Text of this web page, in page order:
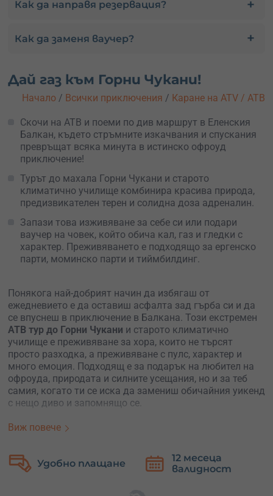
Как да направя резервация?
Как да заменя ваучер?
Дай газ към Горни Чукани!
Начало / Всички приключения / Каране на ATV / АТВ
Скочи на АТВ и поеми по див маршрут в Еленския
Балкан, където стръмните изкачвания и спускания
превръщат всяка минута в истинско офроуд
приключение!
Турът до махала Горни Чукани и старото
климатично училище комбинира красива природа,
предизвикателен терен и солидна доза адреналин.
Запази това изживяване за себе си или подари
ваучер на човек, който обича кал, газ и гледки с
характер. Преживяването е подходящо за ергенско
парти, моминско парти и тиймбилдинг.
Понякога най-добрият начин да избягаш от
ежедневието е да оставиш асфалта зад гърба си и да
се впуснеш в приключение в Балкана. Този екстремен
АТВ тур до Горни Чукани и старото климатично
училище е преживяване за хора, които не търсят
просто разходка, а преживяване с пулс, характер и
много емоция. Подходящ е за подарък на любител на
офроуда, природата и силните усещания, но и за теб
самия, когато ти се иска да замениш обичайния уикенд
с нещо диво и запомнящо се.
Турът е със средна до висока
трасето преминава презразлични терени, които
правят преживяването динамично и вълнуващо.
Виж повече
12 месеца
валидност
Безплатна
замяна